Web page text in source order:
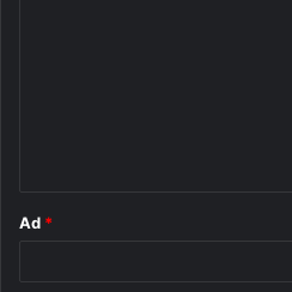
Ad *